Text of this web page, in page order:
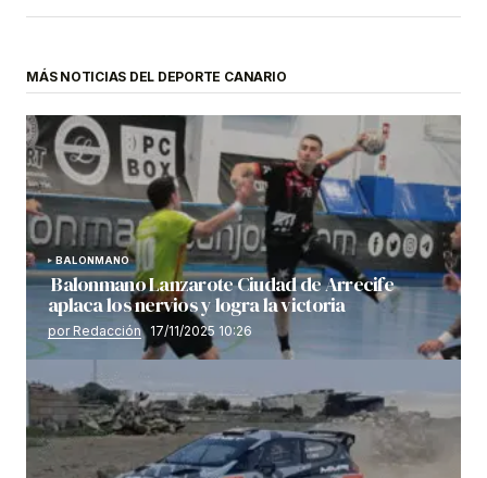
MÁS NOTICIAS DEL DEPORTE CANARIO
BALONMANO
Balonmano Lanzarote Ciudad de Arrecife
aplaca los nervios y logra la victoria
por Redacción 17/11/2025 10:26